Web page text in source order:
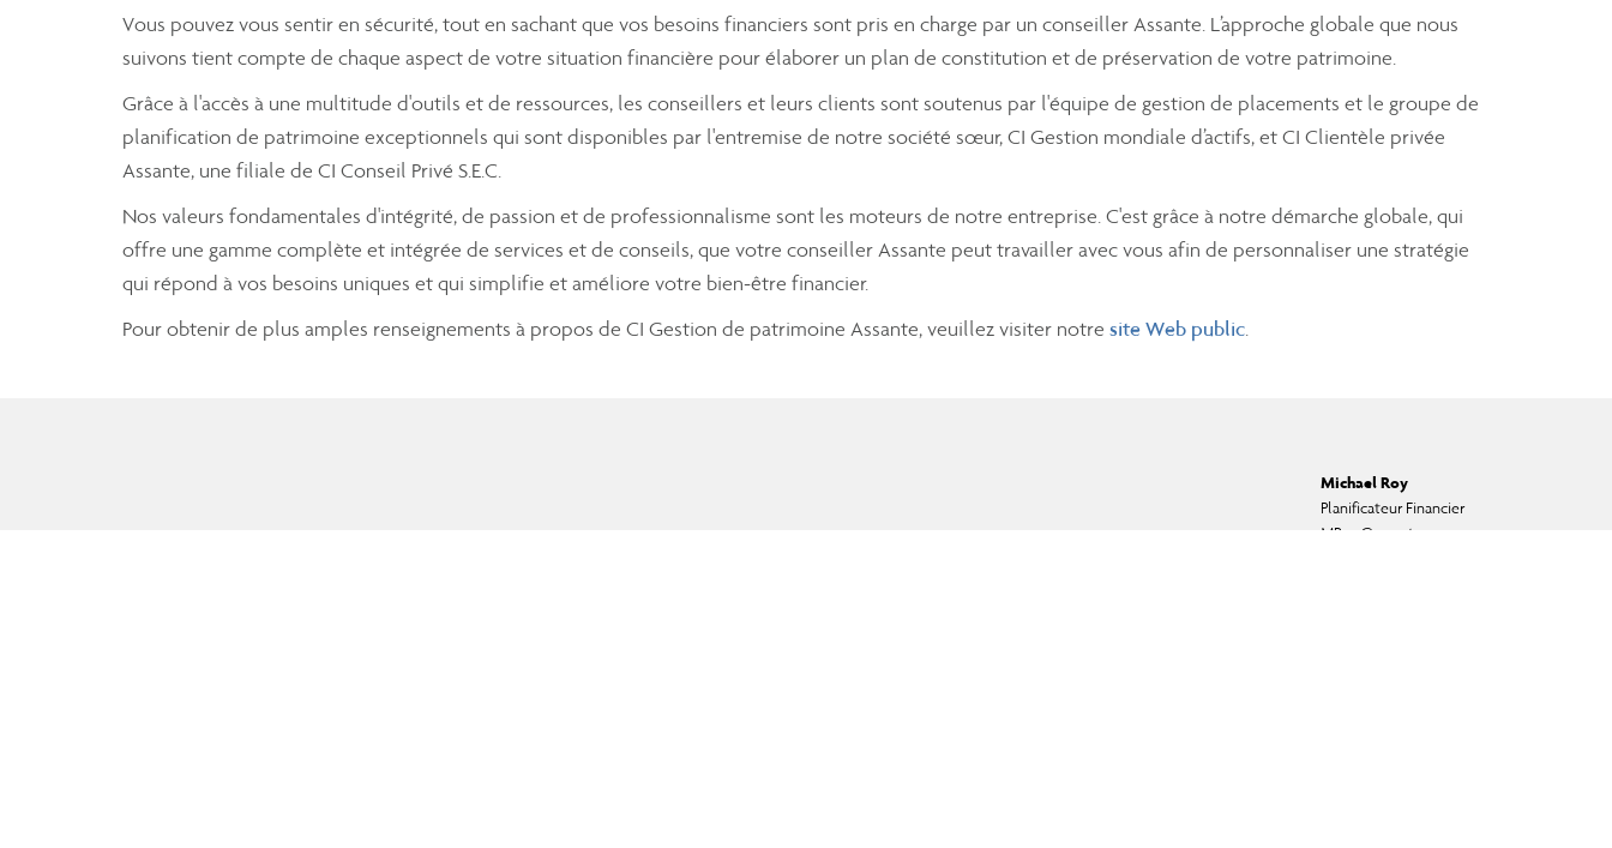
Vous pouvez vous sentir en sécurité, tout en sachant que vos besoins financiers sont pris en charge par un conseiller Assante. L’approche globale que nous
suivons tient compte de chaque aspect de votre situation financière pour élaborer un plan de constitution et de préservation de votre patrimoine.
Grâce à l'accès à une multitude d'outils et de ressources, les conseillers et leurs clients sont soutenus par l'équipe de gestion de placements et le groupe de
planification de patrimoine exceptionnels qui sont disponibles par l'entremise de notre société sœur, CI Gestion mondiale d’actifs, et CI Clientèle privée
Assante, une filiale de CI Conseil Privé S.E.C.
Nos valeurs fondamentales d'intégrité, de passion et de professionnalisme sont les moteurs de notre entreprise. C'est grâce à notre démarche globale, qui
offre une gamme complète et intégrée de services et de conseils, que votre conseiller Assante peut travailler avec vous afin de personnaliser une stratégie
qui répond à vos besoins uniques et qui simplifie et améliore votre bien-être financier.
Pour obtenir de plus amples renseignements à propos de CI Gestion de patrimoine Assante, veuillez visiter notre site Web public.
Michael Roy
Planificateur Financier
MRoy@assante.com